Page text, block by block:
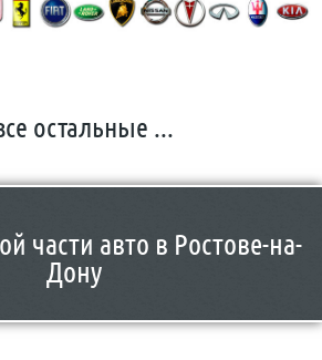
остальные ...
части авто в Ростове-на-
Дону